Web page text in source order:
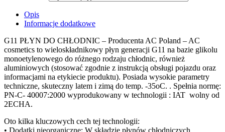
Opis
Informacje dodatkowe
G11 PŁYN DO CHŁODNIC – Producenta AC Poland – AC
cosmetics to wieloskładnikowy płyn generacji G11 na bazie glikolu
monoetylenowego do różnego rodzaju chłodnic, również
aluminiowych (stosować zgodnie z instrukcją obsługi pojazdu oraz
informacjami na etykiecie produktu). Posiada wysokie parametry
techniczne, skuteczny latem i zimą do temp. -35oC. . Spełnia normę:
PN-C- 40007:2000 wyprodukowany w technologii : IAT wolny od
2ECHA.
Oto kilka kluczowych cech tej technologii:
• Dodatki nieorganiczne: W składzie płynów chłodniczych